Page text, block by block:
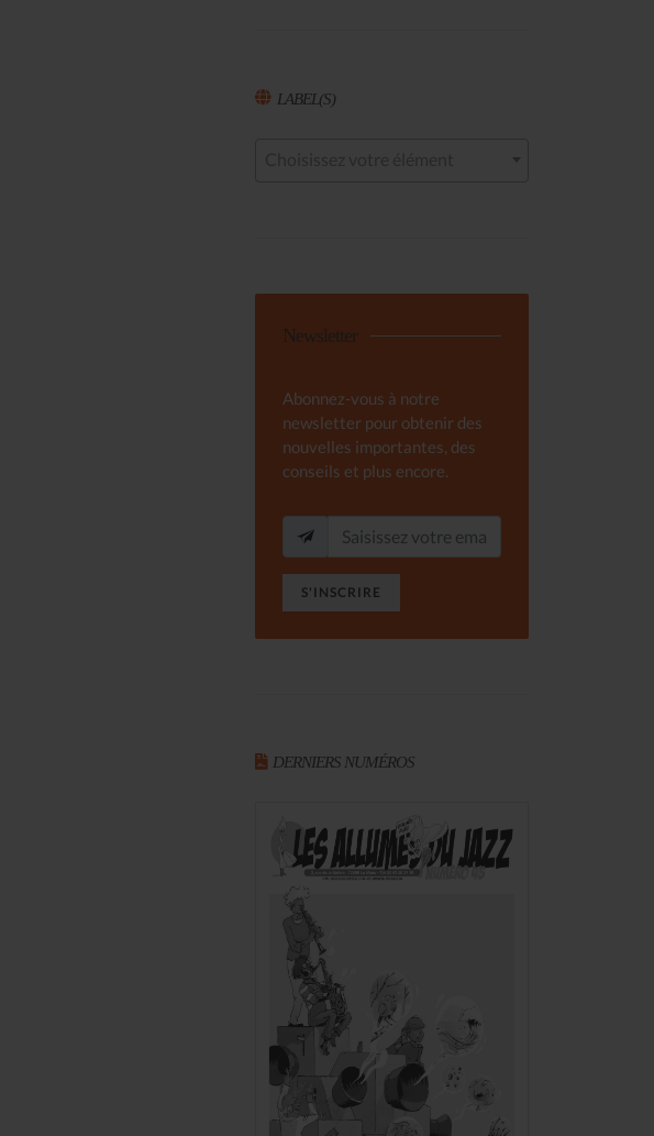
LABEL(S)
Newsletter
Abonnez-vous à notre
newsletter pour obtenir des
nouvelles importantes, des
conseils et plus encore.
S'INSCRIRE
DERNIERS NUMÉROS